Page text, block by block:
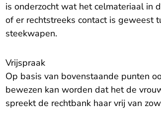
is onderzocht wat het celmateriaal in
of er rechtstreeks contact is geweest
steekwapen.
Vrijspraak
Op basis van bovenstaande punten
bewezen kan worden dat het de
spreekt de rechtbank haar vrij van